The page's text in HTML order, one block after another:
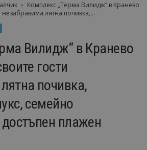
Комплекс „Терма Вилидж“ в Кранево
незабравима лятна почивка,...
Вилидж“ в Кранево
гости
почивка,
семейно
плажен